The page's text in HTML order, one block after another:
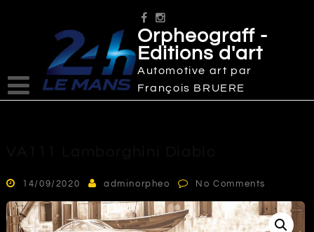
Orpheograff -
Editions d'art
Automotive art par
François BRUERE
14/09/2020 adminorpheo No Comments